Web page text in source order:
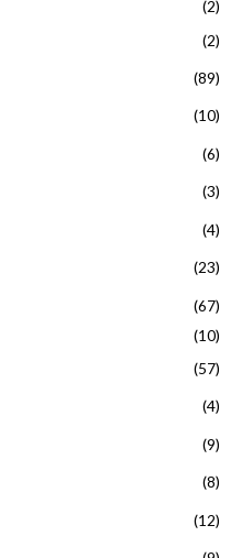
(2)
(2)
(89)
(10)
(6)
(3)
(4)
(23)
(67)
(10)
(57)
(4)
(9)
(8)
(12)